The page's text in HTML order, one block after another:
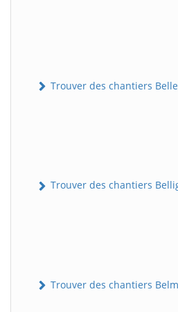
Trouver des chantiers
Trouver des chantiers
Trouver des chantiers